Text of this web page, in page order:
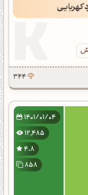
کهربایی
344
1401/01/04
12,485
4.8
858